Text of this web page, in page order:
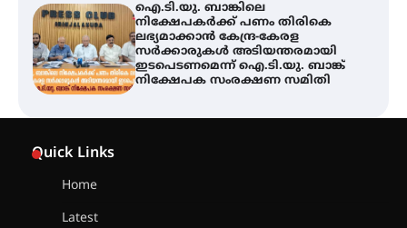
ഐ.ടി.യു. ബാങ്കിലെ
നിക്ഷേപകർക്ക് പണം തിരികെ
ലഭ്യമാക്കാൻ കേന്ദ്ര-കേരള
സർക്കാരുകൾ അടിയന്തരമായി
ഇടപെടണമെന്ന് ഐ.ടി.യു. ബാങ്ക്
നിക്ഷേപക സംരക്ഷണ സമിതി
Quick Links
Home
Latest